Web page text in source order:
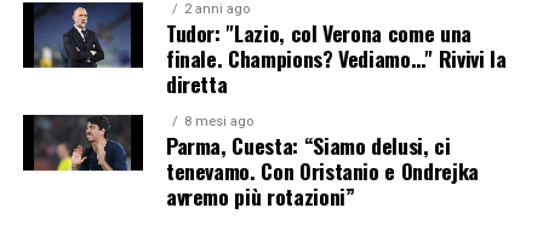
2 anni ago
Tudor: "Lazio, col Verona come una
finale. Champions? Vediamo…" Rivivi la
diretta
8 mesi ago
Parma, Cuesta: “Siamo delusi, ci
tenevamo. Con Oristanio e Ondrejka
avremo più rotazioni”